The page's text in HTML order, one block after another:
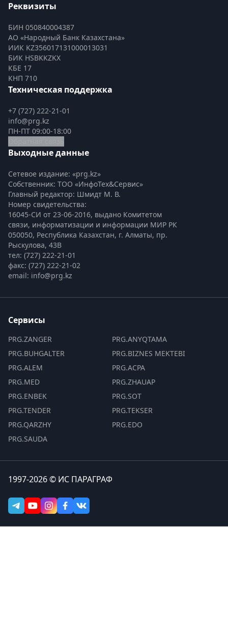
Реквизиты
БИН 050840004387
АО «Народный Банк Казахстана»
ИИК KZ356017131000013031
БИК HSBKKZKX
КБЕ 17
КНП 710
Техническая поддержка
+7 (727) 222-21-01
info@prg.kz
ПН-ПТ 09:00-18:00
Выходные данные
Сетевое издание: «prg.kz»
Собственник: ТОО «ИнфоТех&Сервис»
Главный редактор: Шмидт М. В.
Номер свидетельства:
16045-СИ от 23-06-2016, выдано Комитетом
связи, информатизации и информации МИР РК
050050, Республика Казахстан, г. Алматы, пр.
Рыскулова, 43В
тел: (727) 222-21-01
факс: (727) 222-21-02
email: info@prg.kz
Сервисы
PRG.ZANGER
PRG.BUHGALTER
PRG.ALEM
PRG.MED
PRG.ENBEK
PRG.TENDER
PRG.QARZHY
PRG.SAUDA
PRG.ANYQTAMA
PRG.BIZNES MEKTEBI
PRG.ACPA
PRG.ZHAUAP
PRG.SOT
PRG.TEKSER
PRG.EDO
1997-2026 © ИС ПАРАГРАФ